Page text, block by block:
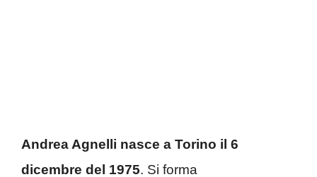
Andrea Agnelli nasce a Torino il 6
dicembre del 1975. Si forma